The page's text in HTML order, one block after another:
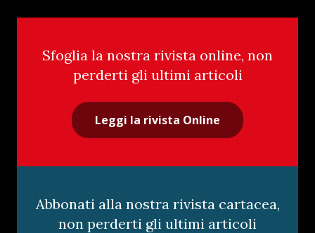
Sfoglia la nostra rivista online, non
perderti gli ultimi articoli
Leggi la rivista Online
Abbonati alla nostra rivista cartacea,
non perderti gli ultimi articoli